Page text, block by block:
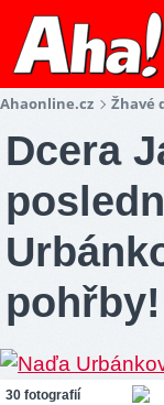
Ahaonline.cz Žhavé
Dcera
pohřby!
30 fotografií